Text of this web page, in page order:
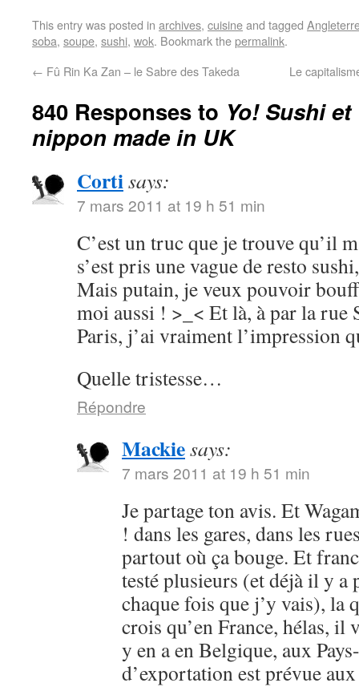
This entry was posted in archives, cuisineand tagged
soba, soupe, sushi, wok. Bookmark thepermalink.
← Fû Rin Ka Zan – le Sabre des Takeda Le
840 Responses to Yo! Sushi
nippon made in UK
Cortisays:
7 mars 2011 at 19 h 51 min
C’est un truc que je trouve qu’il
s’est pris une vague de resto
Mais putain, je veux pouvoir
moi aussi ! >_< Et là, à par la rue
Paris, j’ai vraiment l’impression
Quelle tristesse…
Répondre
Mackiesays:
7 mars 2011 at 19 h 51 min
Je partage ton avis. Et
! dans les gares, dans les
partout où ça bouge. Et
testé plusieurs (et déjà il y a
chaque fois que j’y vais), la
crois qu’en France, hélas,
y en a en Belgique, aux
d’exportation est prévue